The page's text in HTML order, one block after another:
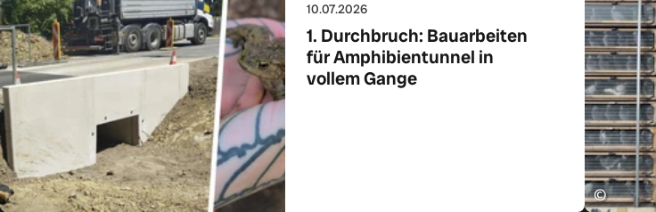
10.07.2026
1. Durchbruch: Bauarbeiten
für Amphibientunnel in
vollem Gange
©